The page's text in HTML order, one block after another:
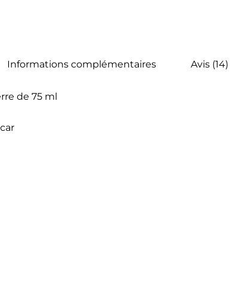
Informations complémentaires Avis (14)
de 75 ml